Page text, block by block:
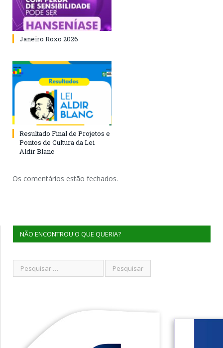
Janeiro Roxo 2026
Resultado Final de Projetos e
Pontos de Cultura da Lei
Aldir Blanc
Os comentários estão fechados.
NÃO ENCONTROU O QUE QUERIA?